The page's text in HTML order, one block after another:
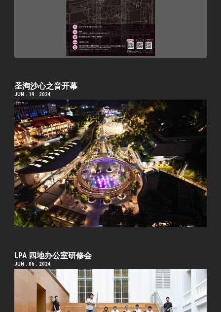
圣淘沙心之音开幕
JUN . 19 . 2024
LPA 四地办公室研修会
JUN . 06 . 2024